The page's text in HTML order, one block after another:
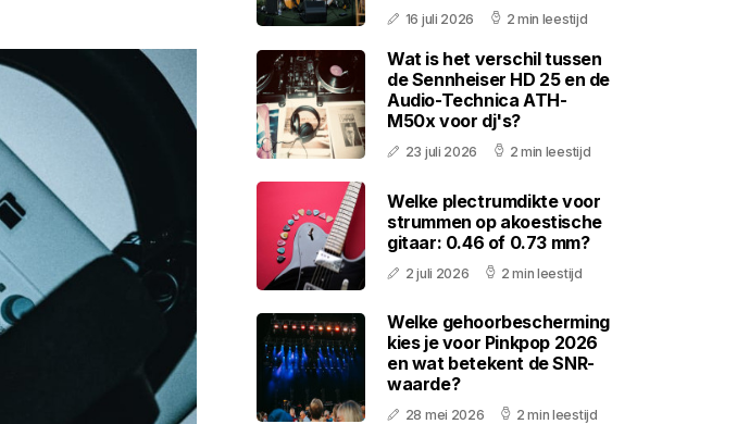
16 juli 2026 2 min leestijd
Wat is het verschil tussen
de Sennheiser HD 25 en de
Audio-Technica ATH-
M50x voor dj's?
23 juli 2026 2 min leestijd
Welke plectrumdikte voor
strummen op akoestische
gitaar: 0.46 of 0.73 mm?
2 juli 2026 2 min leestijd
Welke gehoorbescherming
kies je voor Pinkpop 2026
en wat betekent de SNR-
waarde?
28 mei 2026 2 min leestijd